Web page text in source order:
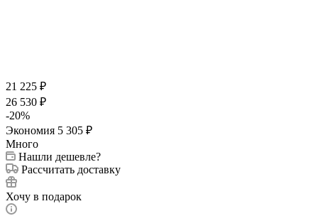
21 225 ₽
26 530 ₽
-20%
Экономия 5 305 ₽
Много
Нашли дешевле?
Рассчитать доставку
Хочу в подарок